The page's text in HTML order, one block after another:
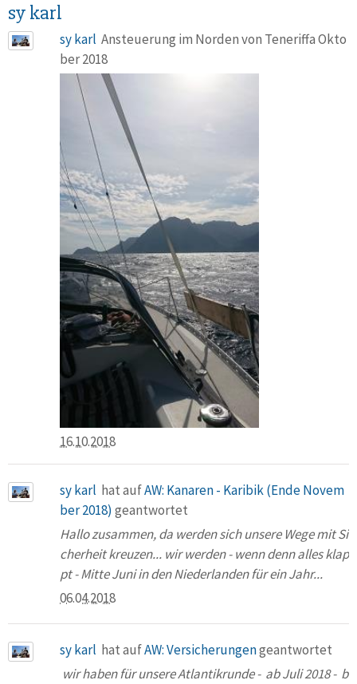
sy karl
sy karl Ansteuerung im Norden von Teneriffa Okto
ber 2018
16.10.2018
sy karl hat aufAW: Kanaren - Karibik (Ende Novem
ber 2018) geantwortet
Hallo zusammen, da werden sich unsere Wege mit Si
cherheit kreuzen... wir werden - wenn denn alles klap
pt - Mitte Juni in den Niederlanden für ein Jahr...
06.04.2018
sy karl hat aufAW: Versicherungengeantwortet
wir haben für unsere Atlantikrunde - ab Juli 2018 - b